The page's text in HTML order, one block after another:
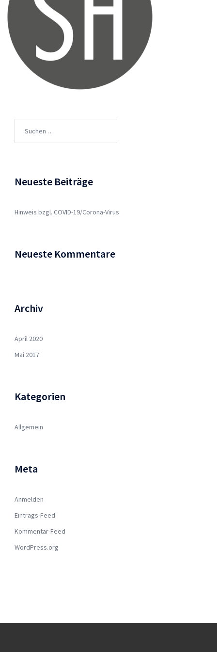
nach:
Neueste Beiträge
Hinweis bzgl. COVID-19/Corona-Virus
Neueste Kommentare
Archiv
April 2020
Mai 2017
Kategorien
Allgemein
Meta
Anmelden
Eintrags-Feed
Kommentar-Feed
WordPress.org